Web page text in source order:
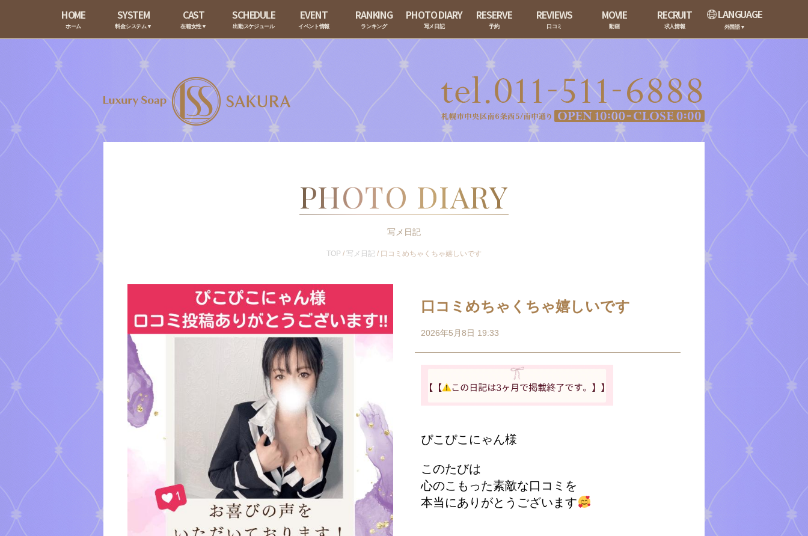
HOME
ホーム
SYSTEM
料金システム▼
CAST
在籍女性▼
SCHEDULE
出勤スケジュール
EVENT
イベント情報
RANKING
ランキング
PHOTO DIARY
写メ日記
RESERVE
予約
REVIEWS
口コミ
MOVIE
動画
RECRUIT
求人情報
LANGUAGE
外国語▼
PHOTO DIARY
写メ日記
TOP / 写メ日記 / 口コミめちゃくちゃ嬉しいです
口コミめちゃくちゃ嬉しいです
2026年5月8日 19:33
ぴこぴこにゃん様
このたびは
心のこもった素敵な口コミを
本当にありがとうございます